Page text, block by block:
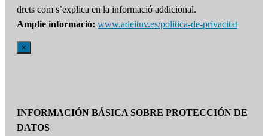
drets com s’explica en la informació addicional.
Amplie informació: www.adeituv.es/politica-de-privacitat
×
INFORMACIÓN BÁSICA SOBRE PROTECCIÓN DE
DATOS